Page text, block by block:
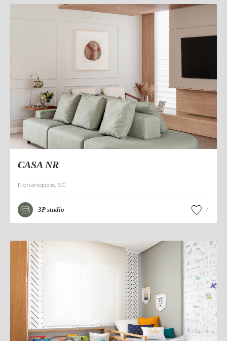
CASA NR
Florianópolis, SC
3P studio 4